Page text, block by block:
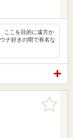
ここを目的に遠方か
ナ好きの間で有名な
お気に入
りに追加